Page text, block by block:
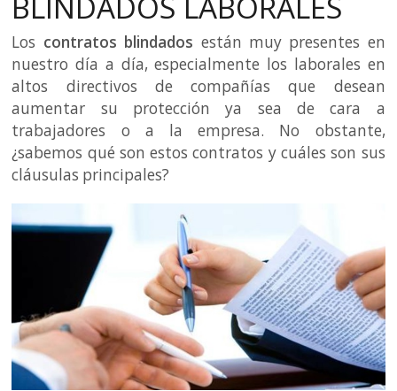
Los contratos blindados están muy presentes en
nuestro día a día, especialmente los laborales en
altos directivos de compañías que desean
aumentar su protección ya sea de cara a
trabajadores o a la empresa. No obstante,
¿sabemos qué son estos contratos y cuáles son sus
cláusulas principales?